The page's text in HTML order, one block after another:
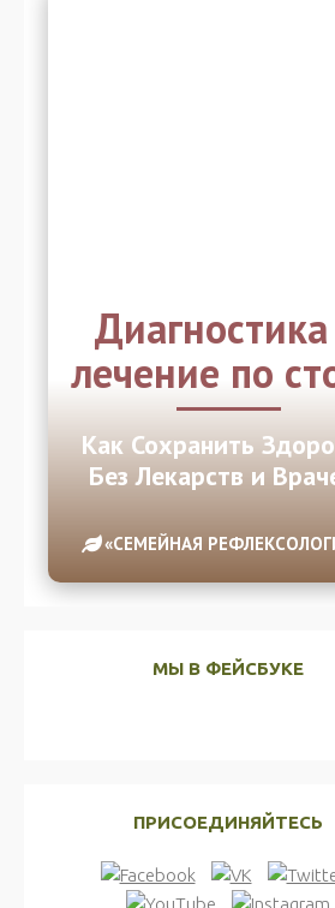
лечение по
Как Сохранить
Без Лекарств и
«СЕМЕЙНАЯ
МЫ В ФЕЙСБУКЕ
ПРИСОЕДИНЯЙТЕСЬ